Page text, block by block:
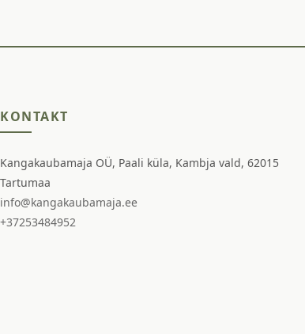
KONTAKT
Kangakaubamaja OÜ, Paali küla, Kambja vald, 62015
Tartumaa
info@kangakaubamaja.ee
+37253484952